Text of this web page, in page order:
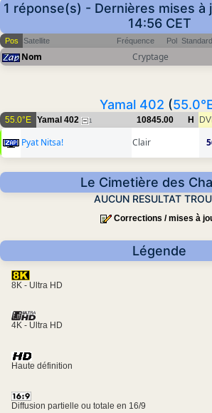
1 réponse(s) - Dernières mises
14:56 CET
Pos Satellite Fréquence Pol Standard
Nom Cryptage
Yamal 402 (
55.0°E Yamal 402 1 10845.00 H
Pyat Nitsa! Clair
Le Cimetière des
AUCUN RESULTAT
Corrections / mises à
Légende
8K - Ultra HD
4K - Ultra HD
Haute définition
Diffusion partielle ou totale en 16/9